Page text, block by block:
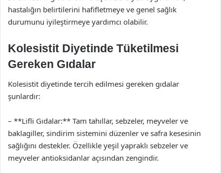
hastalığın belirtilerini hafifletmeye ve genel sağlık
durumunu iyileştirmeye yardımcı olabilir.
Kolesistit Diyetinde Tüketilmesi
Gereken Gıdalar
Kolesistit diyetinde tercih edilmesi gereken gıdalar
şunlardır:
– **Lifli Gıdalar:** Tam tahıllar, sebzeler, meyveler ve
baklagiller, sindirim sistemini düzenler ve safra kesesinin
sağlığını destekler. Özellikle yeşil yapraklı sebzeler ve
meyveler antioksidanlar açısından zengindir.